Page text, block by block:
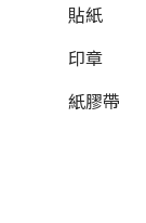
貼紙
印章
紙膠帶